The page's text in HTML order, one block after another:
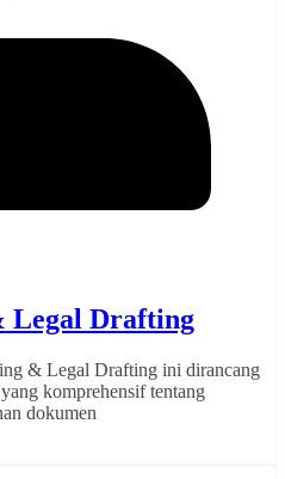
Legal Drafting
& Legal Drafting ini dirancang
komprehensif tentang
dokumen